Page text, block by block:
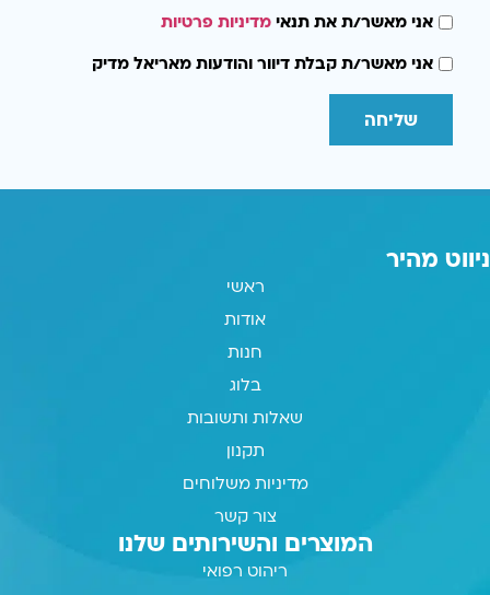
אני מאשר/ת את תנאימדיניות פרטיות
אני מאשר/ת קבלת דיוור והודעות מאריאל מדיק
שליחה
ניווט מהיר
ראשי
אודות
חנות
בלוג
שאלות ותשובות
תקנון
מדיניות משלוחים
צור קשר
המוצרים והשירותים שלנו
ריהוט רפואי